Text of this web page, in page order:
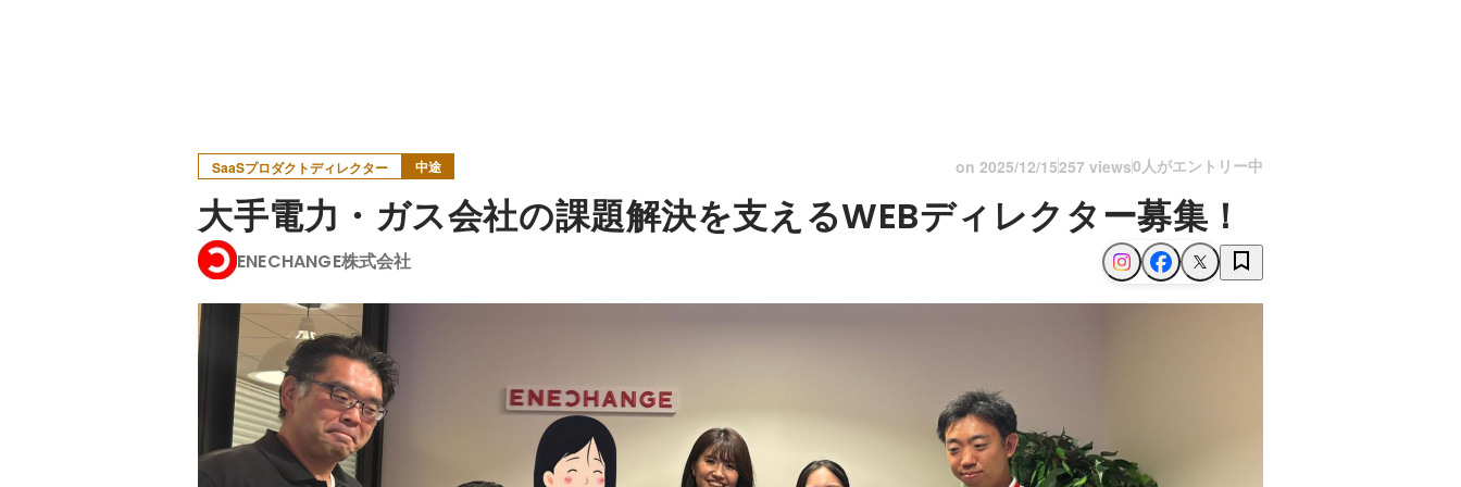
SaaSプロダクトディレクター 中途 on 2025/12/15257 views0人がエントリー中
大手電力・ガス会社の課題解決を支えるWEBディレクター募集！
ENECHANGE株式会社